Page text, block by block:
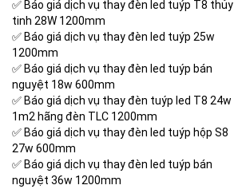
✅ Báo giá dịch vụ thay đèn led tuýp T8 thủy
tinh 28W 1200mm
✅ Báo giá dịch vụ thay đèn led tuýp 25w
1200mm
✅ Báo giá dịch vụ thay đèn led tuýp bán
nguyệt 18w 600mm
✅ Báo giá dịch vụ thay đèn tuýp led T8 24w
1m2 hãng đèn TLC 1200mm
✅ Báo giá dịch vụ thay đèn led tuýp hộp S8
27w 600mm
✅ Báo giá dịch vụ thay đèn led tuýp bán
nguyệt 36w 1200mm